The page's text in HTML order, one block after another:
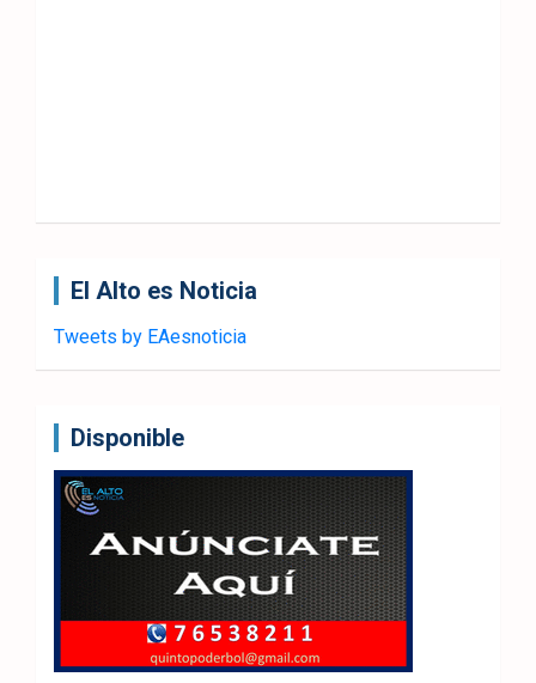
El Alto es Noticia
Tweets by EAesnoticia
Disponible